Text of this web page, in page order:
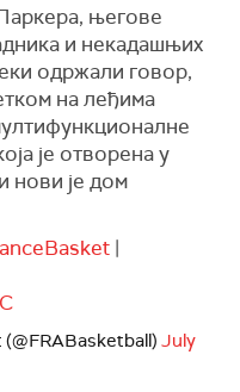
његове
и некадашњих
одржали говор,
на леђима
је отворена у
нови је дом
|
July